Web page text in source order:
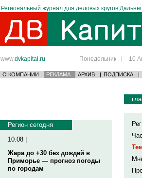
Региональный журнал для деловых кругов
www.dvkapital.ru Понедельник | 10
О КОМПАНИИ РЕКЛАМА АРХИВ | ПОДПИСКА |
Регион сегодня
10.08 |
Жара до +30 без дождей в
Приморье — прогноз погоды
по городам